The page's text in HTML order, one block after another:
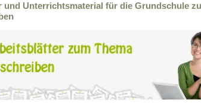
Unterrichtsmaterial für die Grundschule